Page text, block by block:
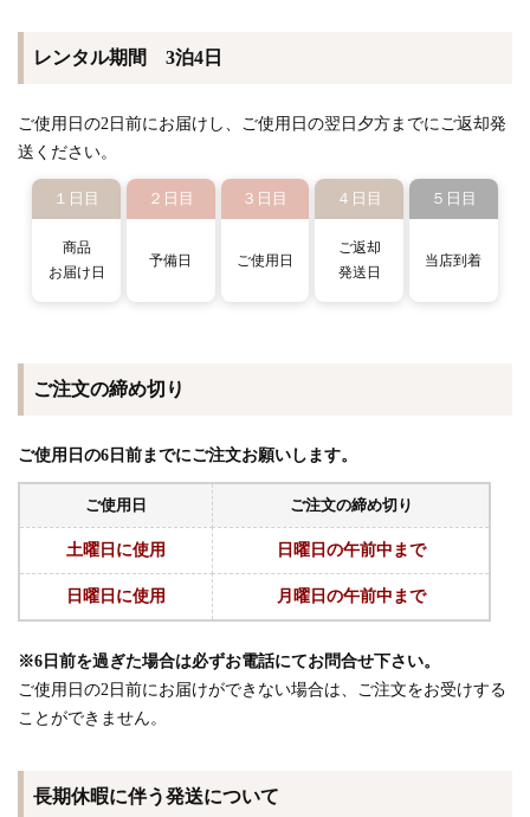
レンタル期間 3泊4日
ご使用日の2日前にお届けし、ご使用日の翌日夕方までにご返却発
送ください。
１日目
商品
お届け日
２日目
予備日
３日目
ご使用日
４日目
ご返却
発送日
５日目
当店到着
ご注文の締め切り
ご使用日の6日前までにご注文お願いします。
ご使用日 ご注文の締め切り
土曜日に使用 日曜日の午前中まで
日曜日に使用 月曜日の午前中まで
※6日前を過ぎた場合は必ずお電話にてお問合せ下さい。
ご使用日の2日前にお届けができない場合は、ご注文をお受けする
ことができません。
長期休暇に伴う発送について